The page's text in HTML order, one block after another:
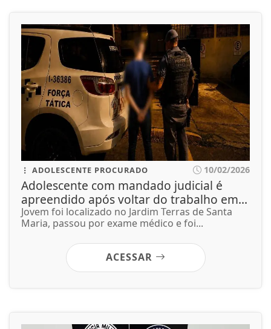
ADOLESCENTE PROCURADO 10/02/2026
Adolescente com mandado judicial é
apreendido após voltar do trabalho em...
Jovem foi localizado no Jardim Terras de Santa
Maria, passou por exame médico e foi...
ACESSAR